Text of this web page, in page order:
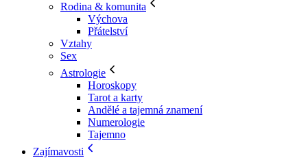
Rodina & komunita
Výchova
Přátelství
Vztahy
Sex
Astrologie
Horoskopy
Tarot a karty
Andělé a tajemná znamení
Numerologie
Tajemno
Zajímavosti